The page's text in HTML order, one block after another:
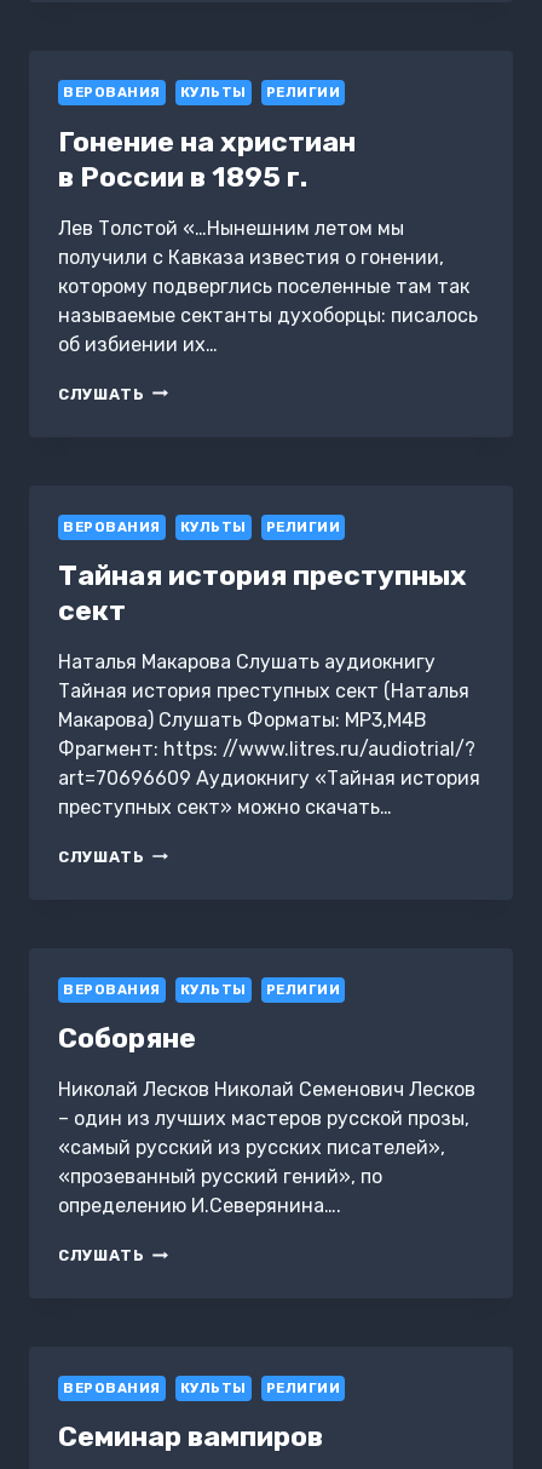
ЛЮБОВЬЮ
СОВРЕМЕННОМ
ЧЕЛОВЕКЕ
ВЕРОВАНИЯ КУЛЬТЫ РЕЛИГИИ
Гонение на христиан
в России в 1895 г.
Лев Толстой «…Нынешним летом мы
получили с Кавказа известия о гонении,
которому подверглись поселенные там так
называемые сектанты духоборцы: писалось
об избиении их…
СЛУШАТЬ ГОНЕНИЕ
Г.
ВЕРОВАНИЯ КУЛЬТЫ РЕЛИГИИ
Тайная история преступных
сект
Наталья Макарова Слушать аудиокнигу
Тайная история преступных сект (Наталья
Макарова) Слушать Форматы: MP3,M4B
Фрагмент: https: //www.litres.ru/audiotrial/?
art=70696609 Аудиокнигу «Тайная история
преступных сект» можно скачать…
СЛУШАТЬ ТАЙНАЯ
ВЕРОВАНИЯ КУЛЬТЫ РЕЛИГИИ
Соборяне
Николай Лесков Николай Семенович Лесков
– один из лучших мастеров русской прозы,
«самый русский из русских писателей»,
«прозеванный русский гений», по
определению И.Северянина….
СЛУШАТЬ СОБОРЯНЕ
ВЕРОВАНИЯ КУЛЬТЫ РЕЛИГИИ
Семинар вампиров